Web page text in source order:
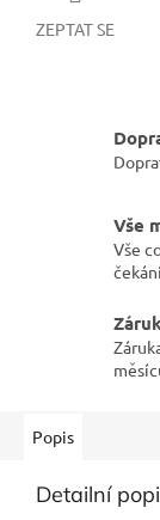
ZEPTAT SE
Vše
Vše
Popis
Detailní